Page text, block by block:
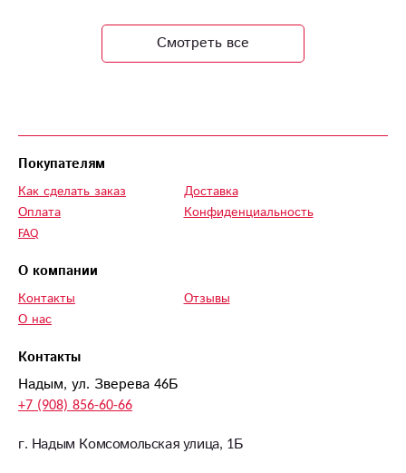
Смотреть все
Контакты
Надым, ул. Зверева 46Б
+7 (908) 856-60-66
г. Надым Комсомольская улица, 1Б
Покупателям
Как сделать заказ
Оплата
FAQ
Доставка
Конфиденциальность
О компании
Контакты
О нас
Отзывы